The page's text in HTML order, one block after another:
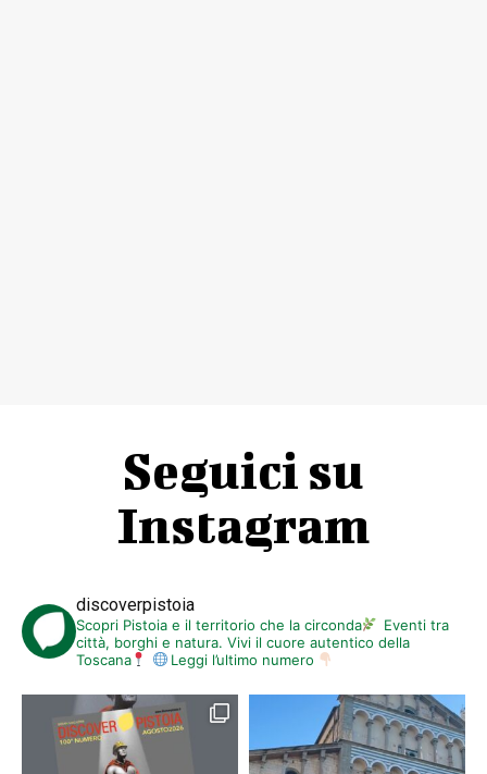
Seguici su
Instagram
discoverpistoia
Scopri Pistoia e il territorio che la circonda
Eventi tra
città, borghi e natura. Vivi il cuore autentico della
Toscana
Leggi l’ultimo numero